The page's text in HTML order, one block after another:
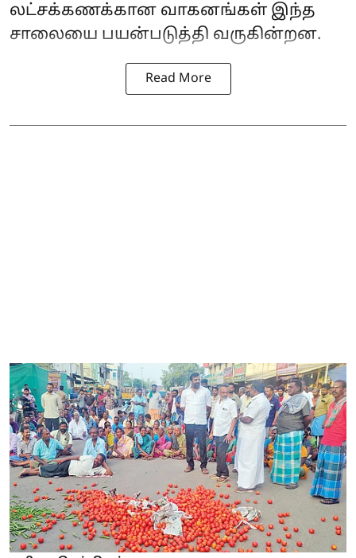
லட்சக்கணக்கான வாகனங்கள் இந்த
சாலையை பயன்படுத்தி வருகின்றன.
Read More